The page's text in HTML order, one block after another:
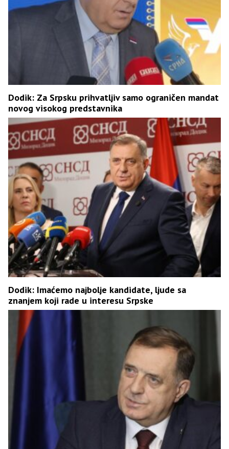
Dodik: Za Srpsku prihvatljiv samo ograničen mandat
novog visokog predstavnika
Dodik: Imaćemo najbolje kandidate, ljude sa
znanjem koji rade u interesu Srpske